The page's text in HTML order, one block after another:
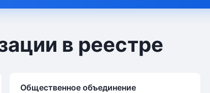
в реестре
Общественное объединение